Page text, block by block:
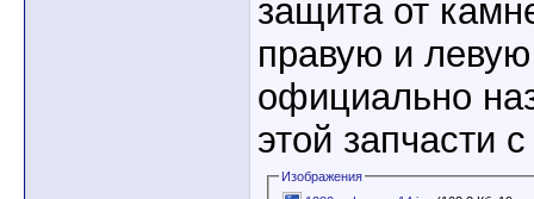
защита от
правую и
официально
этой запчасти
Изображения